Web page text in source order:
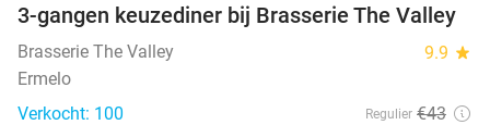
42%
3-gangen keuzediner bij Brasserie The Valley
Brasserie The Valley 9.9 star
Ermelo
Verkocht: 100
Regulier €43